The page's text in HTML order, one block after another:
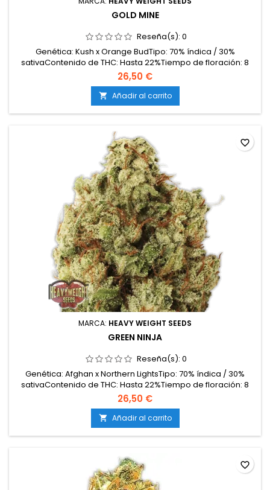
GOLD MINE
Reseña(s): 0
Genética: Kush x Orange BudTipo: 70% índica / 30%
sativaContenido de THC: Hasta 22%Tiempo de floración: 8
semanas en interiorProducción en interior: 500-600
g/m²Producción en exterior: 900-1000 g/plantaAltura: 80-120
cm en interior; hasta 200 cm en exteriorAromas y
sabores: Cítricos dulces con notas terrosas y
especiadasEfectos:...
26,50 €
 Añadir al carrito
MARCA: HEAVY WEIGHT SEEDS
GREEN NINJA
Reseña(s): 0
Genética: Afghan x Northern LightsTipo: 70% índica / 30%
sativaContenido de THC: Hasta 22%Tiempo de floración: 8
semanas en interiorProducción en interior: 500-600
g/m²Producción en exterior: 900-1000 g/plantaAltura: 80-120
cm en interior; hasta 200 cm en exteriorAromas y
sabores: Terrosos, especiados y almizclados, con notas
dulces...
26,50 €
 Añadir al carrito
favorite_border
favorite_border